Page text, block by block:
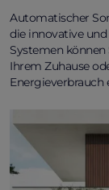
Automatischer
die innovative
Systemen
Ihrem Zuhause
Energieverbrauch